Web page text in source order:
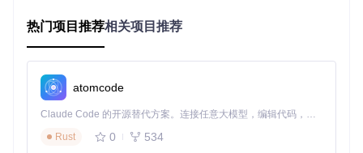
需选择"专辑"搜索模式并输入专辑名称，系统会自动列出所有
图2：批量保存功能支持自定义存储路径和文件名格式，进度
热门项目推荐相关项目推荐
atomcode
Claude Code 的开源替代方案。连接任意大模型，编辑代码，运行命令，自动验证 — 全自动执行。用 Rust 构建，极致性能。 ｜ An open-source alternative to Claude Code. Connect any LLM, edit code, run commands, and verify changes — autonomously. Built in Rust for speed. Get Started
Rust
0 534